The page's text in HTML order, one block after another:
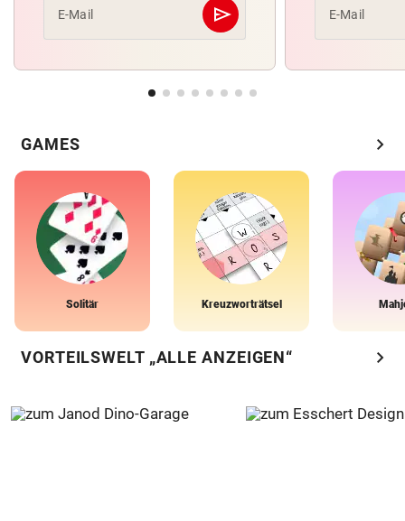
E-Mail send
Abschicken E-Mail
GAMES chevron_right
Solitär Kreuzworträtsel
VORTEILSWELT „ALLE ANZEIGEN“ chevron_right